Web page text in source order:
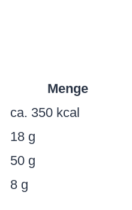
Menge
ca. 350 kcal
18 g
50 g
8 g